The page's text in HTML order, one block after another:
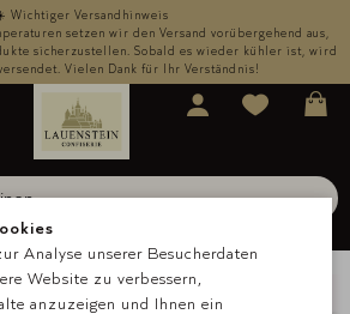
Wichtiger Versandhinweis
setzen wir den Versand vorübergehend aus,
sicherzustellen. Sobald es wieder kühler ist, wird
Vielen Dank für Ihr Verständnis!
Analyse unserer Besucherdaten
Website zu verbessern,
anzuzeigen und Ihnen ein